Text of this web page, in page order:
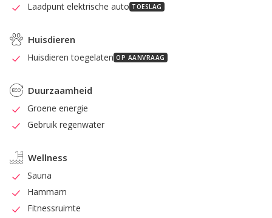
Laadpunt elektrische auto TOESLAG
Huisdieren
Huisdieren toegelaten OP AANVRAAG
Duurzaamheid
Groene energie
Gebruik regenwater
Wellness
Sauna
Hammam
Fitnessruimte